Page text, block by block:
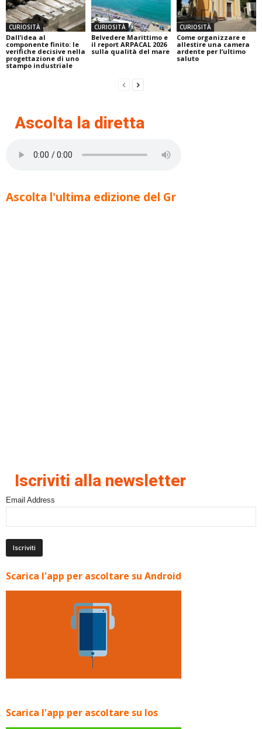
CURIOSITÀ
Dall’idea al
componente finito: le
verifiche decisive nella
progettazione di uno
stampo industriale
CURIOSITÀ
Belvedere Marittimo e
il report ARPACAL 2026
sulla qualità del mare
CURIOSITÀ
Come organizzare e
allestire una camera
ardente per l’ultimo
saluto
Ascolta la diretta
Ascolta l'ultima edizione del Gr
Iscriviti alla newsletter
Email Address
Scarica l'app per ascoltare su Android
Scarica l'app per ascoltare su Ios